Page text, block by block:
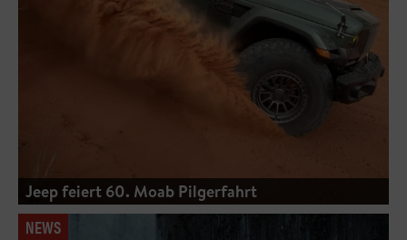
Jeep feiert 60. Moab Pilgerfahrt
NEWS